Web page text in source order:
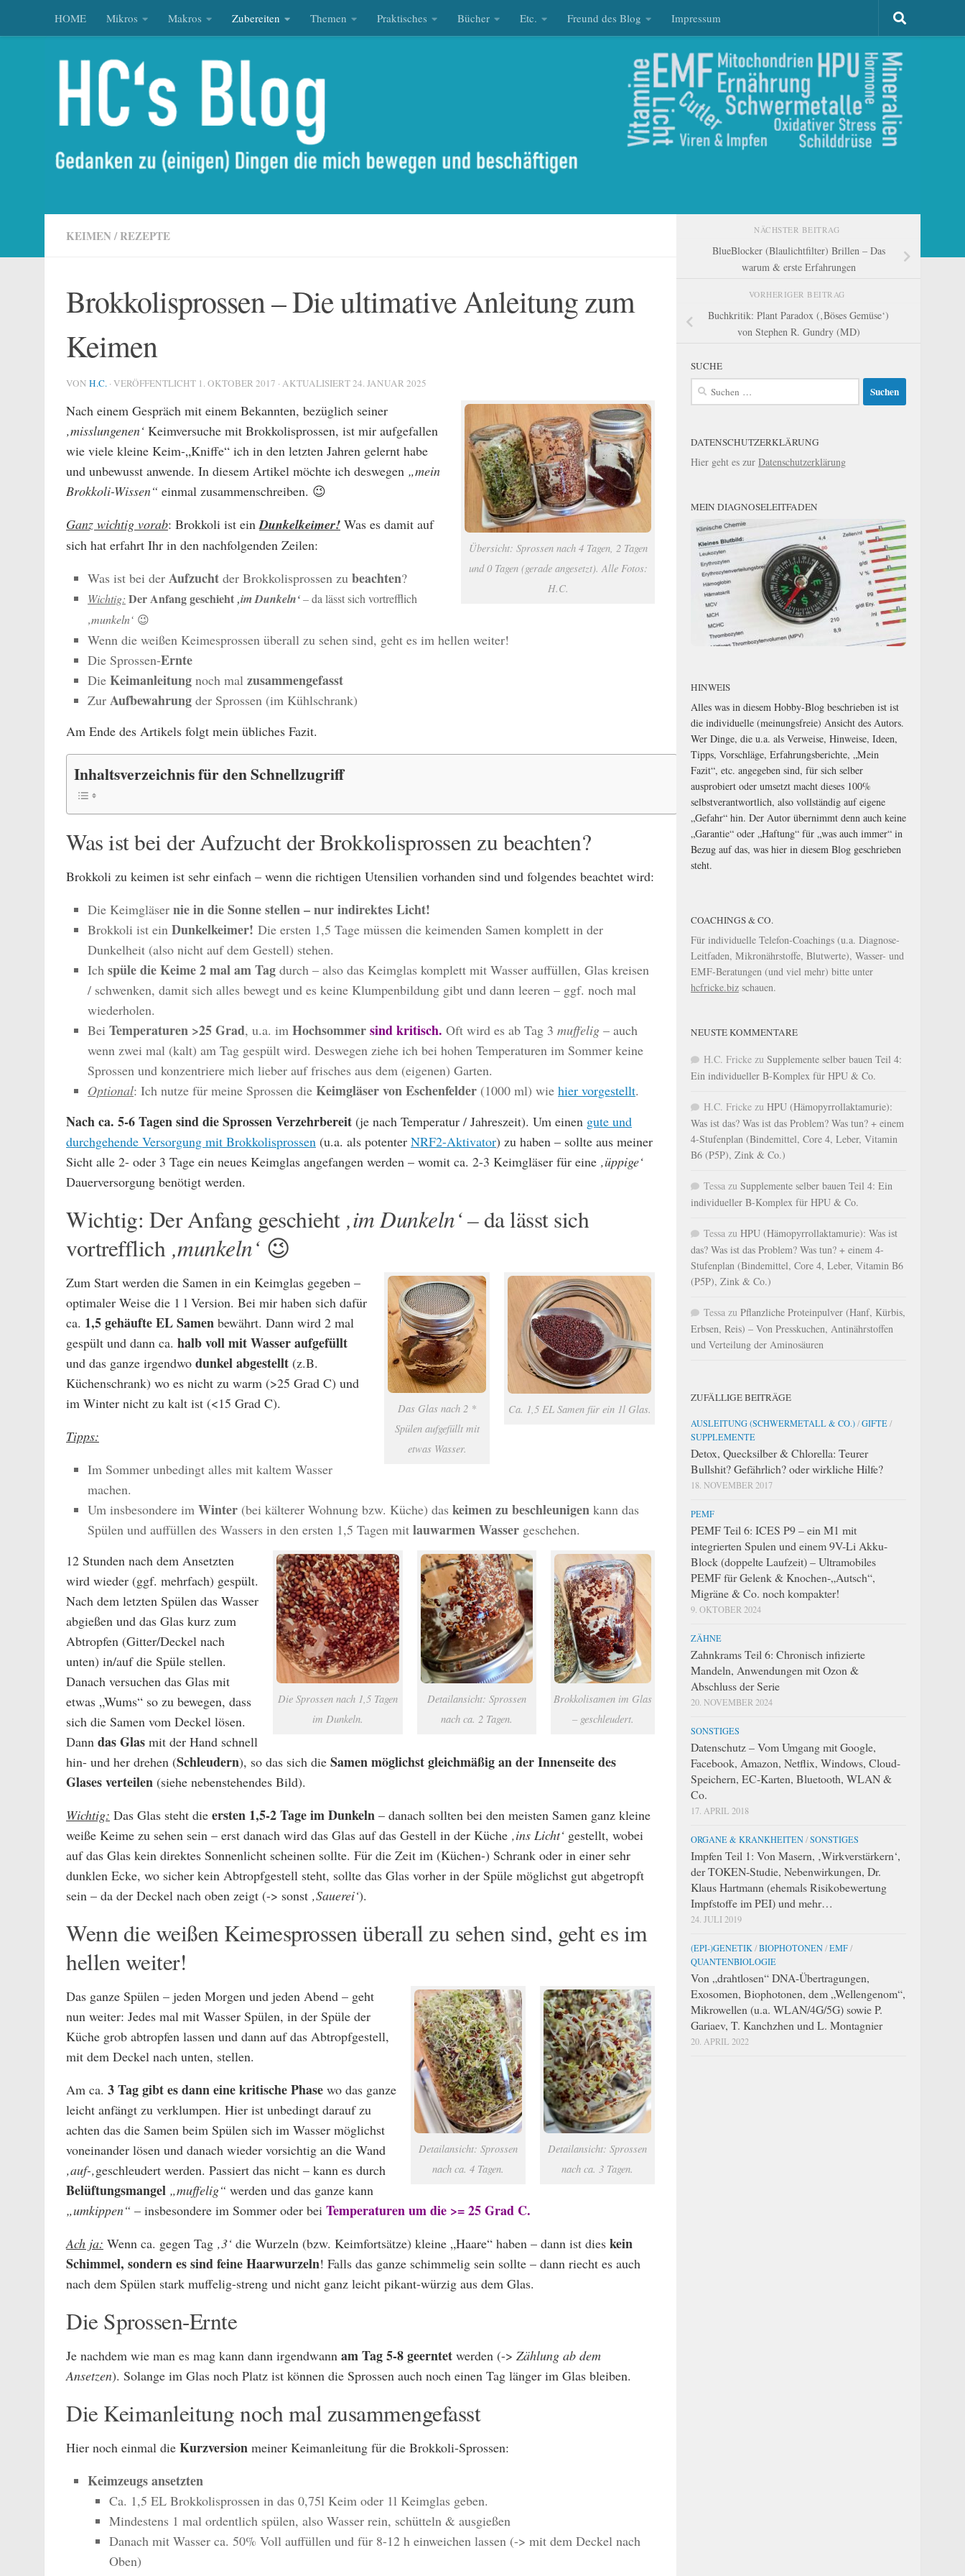
Zum Inhalt springen
HOME Mikros Makros Zubereiten Themen Praktisches Bücher Etc. Freund des Blog Impressum
KEIMEN / REZEPTE
Brokkolisprossen – Die ultimative Anleitung zum
Keimen
VON H.C. · VERÖFFENTLICHT 1. OKTOBER 2017 · AKTUALISIERT 24. JANUAR 2025
Übersicht: Sprossen nach 4 Tagen, 2 Tagen
und 0 Tagen (gerade angesetzt). Alle Fotos:
H.C.
Nach einem Gespräch mit einem Bekannten, bezüglich seiner
‚misslungenen‘ Keimversuche mit Brokkolisprossen, ist mir aufgefallen
wie viele kleine Keim-„Kniffe“ ich in den letzten Jahren gelernt habe
und unbewusst anwende. In diesem Artikel möchte ich deswegen „mein
Brokkoli-Wissen“ einmal zusammenschreiben. 😉
Ganz wichtig vorab: Brokkoli ist ein Dunkelkeimer! Was es damit auf
sich hat erfahrt Ihr in den nachfolgenden Zeilen:
Was ist bei der Aufzucht der Brokkolisprossen zu beachten?
Wichtig: Der Anfang geschieht‚im Dunkeln‘–da lässt sich vortrefflich
‚munkeln‘ 😉
Wenn die weißen Keimesprossen überall zu sehen sind, geht es im hellen weiter!
Die Sprossen-Ernte
Die Keimanleitung noch mal zusammengefasst
Zur Aufbewahrung der Sprossen (im Kühlschrank)
Am Ende des Artikels folgt mein übliches Fazit.
Inhaltsverzeichnis für den Schnellzugriff
Was ist bei der Aufzucht der Brokkolisprossen zu beachten?
Brokkoli zu keimen ist sehr einfach – wenn die richtigen Utensilien vorhanden sind und folgendes beachtet wird:
Die Keimgläser nie in die Sonne stellen – nur indirektes Licht!
Brokkoli ist ein Dunkelkeimer! Die ersten 1,5 Tage müssen die keimenden Samen komplett in der
Dunkelheit (also nicht auf dem Gestell) stehen.
Ich spüle die Keime 2 mal am Tag durch – also das Keimglas komplett mit Wasser auffüllen, Glas kreisen
/ schwenken, damit sich alles bewegt und es keine Klumpenbildung gibt und dann leeren – ggf. noch mal
wiederholen.
Bei Temperaturen >25 Grad, u.a. im Hochsommersind kritisch. Oft wird es ab Tag 3 muffelig – auch
wenn zwei mal (kalt) am Tag gespült wird. Deswegen ziehe ich bei hohen Temperaturen im Sommer keine
Sprossen und konzentriere mich lieber auf frisches aus dem (eigenen) Garten.
Optional: Ich nutze für meine Sprossen die Keimgläser von Eschenfelder (1000 ml) wie hier vorgestellt.
Nach ca. 5-6 Tagen sind die Sprossen Verzehrbereit (je nach Temperatur / Jahreszeit). Um einen gute und
durchgehende Versorgung mit Brokkolisprossen (u.a. als potenter NRF2-Aktivator) zu haben – sollte aus meiner
Sicht alle 2- oder 3 Tage ein neues Keimglas angefangen werden – womit ca. 2-3 Keimgläser für eine ‚üppige‘
Dauerversorgung benötigt werden.
Wichtig: Der Anfang geschieht ‚im Dunkeln‘ –da lässt sich
vortrefflich ‚munkeln‘😉
Ca. 1,5 EL Samen für ein 1l Glas.
Das Glas nach 2 *
Spülen aufgefüllt mit
etwas Wasser.
Zum Start werden die Samen in ein Keimglas gegeben –
optimaler Weise die 1 l Version. Bei mir haben sich dafür
ca. 1,5 gehäufte EL Samen bewährt. Dann wird 2 mal
gespült und dann ca. halb voll mit Wasser aufgefüllt
und das ganze irgendwo dunkel abgestellt (z.B.
Küchenschrank) wo es nicht zu warm (>25 Grad C) und
im Winter nicht zu kalt ist (<15 Grad C).
Tipps:
Im Sommer unbedingt alles mit kaltem Wasser
machen.
Um insbesondere im Winter (bei kälterer Wohnung bzw. Küche) das keimen zu beschleunigen kann das
Spülen und auffüllen des Wassers in den ersten 1,5 Tagen mit lauwarmen Wasser geschehen.
Brokkolisamen im Glas
– geschleudert.
Detailansicht: Sprossen
nach ca. 2 Tagen.
Die Sprossen nach 1,5 Tagen
im Dunkeln.
12 Stunden nach dem Ansetzten
wird wieder (ggf. mehrfach) gespült.
Nach dem letzten Spülen das Wasser
abgießen und das Glas kurz zum
Abtropfen (Gitter/Deckel nach
unten) in/auf die Spüle stellen.
Danach versuchen das Glas mit
etwas „Wums“ so zu bewegen, dass
sich die Samen vom Deckel lösen.
Dann das Glas mit der Hand schnell
hin- und her drehen (Schleudern), so das sich die Samen möglichst gleichmäßig an der Innenseite des
Glases verteilen (siehe nebenstehendes Bild).
Wichtig: Das Glas steht die ersten 1,5-2 Tage im Dunkeln – danach sollten bei den meisten Samen ganz kleine
weiße Keime zu sehen sein – erst danach wird das Glas auf das Gestell in der Küche ‚ins Licht‘ gestellt, wobei
auf das Glas kein direktes Sonnenlicht scheinen sollte. Für die Zeit im (Küchen-) Schrank oder in einer sehr
dunklen Ecke, wo sicher kein Abtropfgestell steht, sollte das Glas vorher in der Spüle möglichst gut abgetropft
sein – da der Deckel nach oben zeigt (-> sonst ‚Sauerei‘).
Wenn die weißen Keimesprossen überall zu sehen sind, geht es im
hellen weiter!
Detailansicht: Sprossen
nach ca. 3 Tagen.
Detailansicht: Sprossen
nach ca. 4 Tagen.
Das ganze Spülen – jeden Morgen und jeden Abend – geht
nun weiter: Jedes mal mit Wasser Spülen, in der Spüle der
Küche grob abtropfen lassen und dann auf das Abtropfgestell,
mit dem Deckel nach unten, stellen.
Am ca. 3 Tag gibt es dann eine kritische Phase wo das ganze
leicht anfängt zu verklumpen. Hier ist unbedingt darauf zu
achten das die Samen beim Spülen sich im Wasser möglichst
voneinander lösen und danach wieder vorsichtig an die Wand
‚auf-‚geschleudert werden. Passiert das nicht – kann es durch
Belüftungsmangel „muffelig“ werden und das ganze kann
„umkippen“ – insbesondere im Sommer oder bei Temperaturen um die >= 25 Grad C.
Ach ja: Wenn ca. gegen Tag ‚3‘ die Wurzeln (bzw. Keimfortsätze) kleine „Haare“ haben – dann ist dies kein
Schimmel, sondern es sind feine Haarwurzeln! Falls das ganze schimmelig sein sollte – dann riecht es auch
nach dem Spülen stark muffelig-streng und nicht ganz leicht pikant-würzig aus dem Glas.
Die Sprossen-Ernte
Je nachdem wie man es mag kann dann irgendwann am Tag 5-8 geerntet werden (-> Zählung ab dem
Ansetzen). Solange im Glas noch Platz ist können die Sprossen auch noch einen Tag länger im Glas bleiben.
Die Keimanleitung noch mal zusammengefasst
Hier noch einmal die Kurzversion meiner Keimanleitung für die Brokkoli-Sprossen:
Keimzeugs ansetzten
Ca. 1,5 EL Brokkolisprossen in das 0,75l Keim oder 1l Keimglas geben.
Mindestens 1 mal ordentlich spülen, also Wasser rein, schütteln & ausgießen
Danach mit Wasser ca. 50% Voll auffüllen und für 8-12 h einweichen lassen (-> mit dem Deckel nach
Oben)
NÄCHSTER BEITRAG
BlueBlocker (Blaulichtfilter) Brillen – Das
warum & erste Erfahrungen
VORHERIGER BEITRAG
Buchkritik: Plant Paradox (‚Böses Gemüse‘)
von Stephen R. Gundry (MD)
SUCHE
Suchen
nach:
DATENSCHUTZERKLÄRUNG
Hier geht es zur Datenschutzerklärung
MEIN DIAGNOSELEITFADEN
HINWEIS
Alles was in diesem Hobby-Blog beschrieben ist ist
die individuelle (meinungsfreie) Ansicht des Autors.
Wer Dinge, die u.a. als Verweise, Hinweise, Ideen,
Tipps, Vorschläge, Erfahrungsberichte, „Mein
Fazit“, etc. angegeben sind, für sich selber
ausprobiert oder umsetzt macht dieses 100%
selbstverantwortlich, also vollständig auf eigene
„Gefahr“ hin. Der Autor übernimmt denn auch keine
„Garantie“ oder „Haftung“ für „was auch immer“ in
Bezug auf das, was hier in diesem Blog geschrieben
steht.
COACHINGS & CO.
Für individuelle Telefon-Coachings (u.a. Diagnose-
Leitfaden, Mikronährstoffe, Blutwerte), Wasser- und
EMF-Beratungen (und viel mehr) bitte unter
hcfricke.biz schauen.
NEUSTE KOMMENTARE
H.C. Fricke zu Supplemente selber bauen Teil 4:
Ein individueller B-Komplex für HPU & Co.
H.C. Fricke zu HPU (Hämopyrrollaktamurie):
Was ist das? Was ist das Problem? Was tun? + einem
4-Stufenplan (Bindemittel, Core 4, Leber, Vitamin
B6 (P5P), Zink & Co.)
Tessa zu Supplemente selber bauen Teil 4: Ein
individueller B-Komplex für HPU & Co.
Tessa zu HPU (Hämopyrrollaktamurie): Was ist
das? Was ist das Problem? Was tun? + einem 4-
Stufenplan (Bindemittel, Core 4, Leber, Vitamin B6
(P5P), Zink & Co.)
Tessa zu Pflanzliche Proteinpulver (Hanf, Kürbis,
Erbsen, Reis) – Von Presskuchen, Antinährstoffen
und Verteilung der Aminosäuren
ZUFÄLLIGE BEITRÄGE
AUSLEITUNG (SCHWERMETALL & CO.)/GIFTE/
SUPPLEMENTE
Detox, Quecksilber & Chlorella: Teurer
Bullshit? Gefährlich? oder wirkliche Hilfe?
18. NOVEMBER 2017
PEMF
PEMF Teil 6: ICES P9 – ein M1 mit
integrierten Spulen und einem 9V-Li Akku-
Block (doppelte Laufzeit) – Ultramobiles
PEMF für Gelenk & Knochen-„Autsch“,
Migräne & Co. noch kompakter!
9. OKTOBER 2024
ZÄHNE
Zahnkrams Teil 6: Chronisch infizierte
Mandeln, Anwendungen mit Ozon &
Abschluss der Serie
20. NOVEMBER 2024
SONSTIGES
Datenschutz – Vom Umgang mit Google,
Facebook, Amazon, Netflix, Windows, Cloud-
Speichern, EC-Karten, Bluetooth, WLAN &
Co.
17. APRIL 2018
ORGANE & KRANKHEITEN/SONSTIGES
Impfen Teil 1: Von Masern, ‚Wirkverstärkern‘,
der TOKEN-Studie, Nebenwirkungen, Dr.
Klaus Hartmann (ehemals Risikobewertung
Impfstoffe im PEI) und mehr…
24. JULI 2019
(EPI-)GENETIK /BIOPHOTONEN/EMF/
QUANTENBIOLOGIE
Von „drahtlosen“ DNA-Übertragungen,
Exosomen, Biophotonen, dem „Wellengenom“,
Mikrowellen (u.a. WLAN/4G/5G) sowie P.
Gariaev, T. Kanchzhen und L. Montagnier
20. APRIL 2022